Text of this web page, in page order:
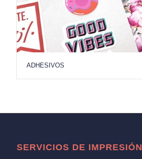
ADHESIVOS
SERVICIOS DE IMPRESIÓN